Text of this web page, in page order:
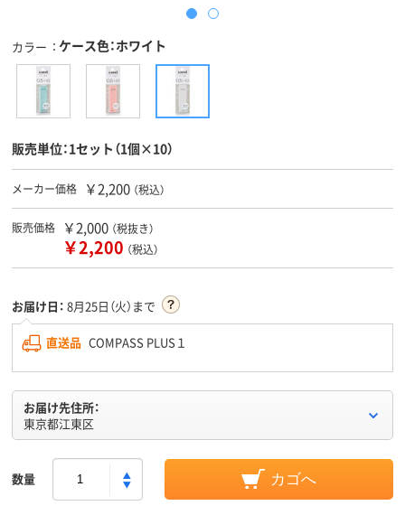
カラー ケース色：ホワイト
販売単位：1セット（1個×10）
メーカー価格 ￥2,200 （税込）
販売価格 ￥2,000 （税抜き）
￥2,200 （税込）
お届け日： 8月25日（火）まで
直送品 COMPASS PLUS１
お届け先住所：
東京都江東区
数量 カゴへ